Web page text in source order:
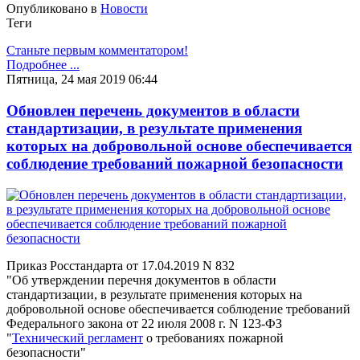
Опубликовано в Новости
Теги
Станьте первым комментатором!
Подробнее ...
Пятница, 24 мая 2019 06:44
Обновлен перечень документов в области
стандартизации, в результате применения
которых на добровольной основе обеспечивается
соблюдение требований пожарной безопасности
Приказ Росстандарта от 17.04.2019 N 832
"Об утверждении перечня документов в области
стандартизации, в результате применения которых на
добровольной основе обеспечивается соблюдение требований
Федерального закона от 22 июля 2008 г. N 123-ФЗ
"Технический регламент о требованиях пожарной
безопасности"